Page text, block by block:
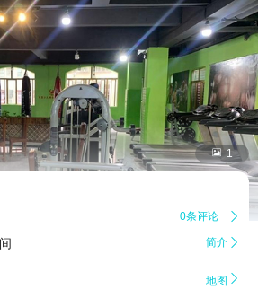
 1
0条评论 
简介 
地图 